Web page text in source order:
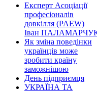
Експерт Асоціації
професіоналів
довкілля (PAEW)
Іван
Як зміна поведінки
українців може
зробити країну
заможнішою
День підприємця
УКРАЇНА ТА